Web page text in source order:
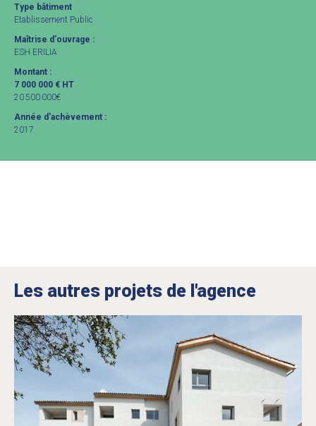
Type bâtiment
Etablissement Public
Maîtrise d'ouvrage :
ESH ERILIA
Montant :
7 000 000 € HT
20 500 000€
Année d'achèvement :
2017
Les autres projets de l'agence